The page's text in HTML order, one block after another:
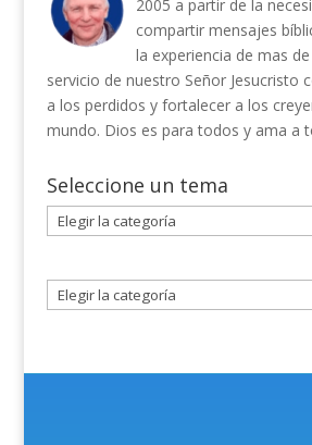
2005 a partir de la
compartir mensajes
la experiencia de mas
servicio de nuestro Señor Jesucristo
a los perdidos y fortalecer a los
mundo. Dios es para todos y ama a
Seleccione un tema
Seleccione
un